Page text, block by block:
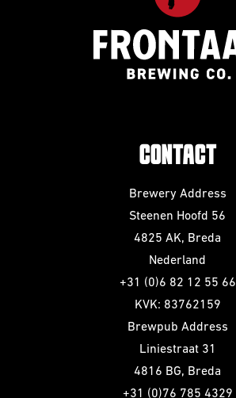
CONTACT
Brewery Address
Steenen Hoofd 56
4825 AK, Breda
Nederland
+31 (0)6 82 12 55 66
KVK: 83762159
Brewpub Address
Liniestraat 31
4816 BG, Breda
+31 (0)76 785 4329